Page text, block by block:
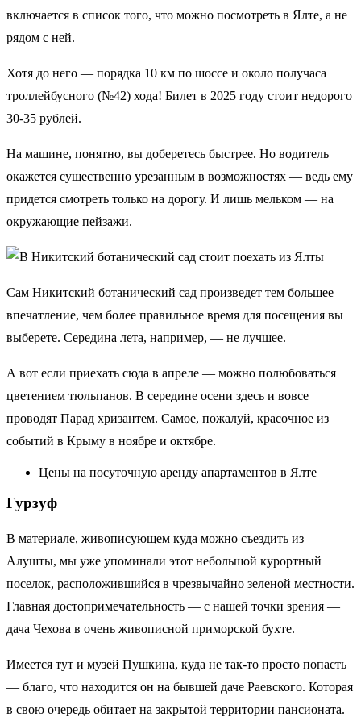
включается в список того, что можно посмотреть в Ялте, а не
рядом с ней.
Хотя до него — порядка 10 км по шоссе и около получаса
троллейбусного (№42) хода! Билет в 2025 году стоит недорого
30-35 рублей.
На машине, понятно, вы доберетесь быстрее. Но водитель
окажется существенно урезанным в возможностях — ведь ему
придется смотреть только на дорогу. И лишь мельком — на
окружающие пейзажи.
Сам Никитский ботанический сад произведет тем большее
впечатление, чем более правильное время для посещения вы
выберете. Середина лета, например, — не лучшее.
А вот если приехать сюда в апреле — можно полюбоваться
цветением тюльпанов. В середине осени здесь и вовсе
проводят Парад хризантем. Самое, пожалуй, красочное из
событий в Крыму в ноябре и октябре.
Цены на посуточную аренду апартаментов в Ялте
Гурзуф
В материале, живописующем куда можно съездить из
Алушты, мы уже упоминали этот небольшой курортный
поселок, расположившийся в чрезвычайно зеленой местности.
Главная достопримечательность — с нашей точки зрения —
дача Чехова в очень живописной приморской бухте.
Имеется тут и музей Пушкина, куда не так-то просто попасть
— благо, что находится он на бывшей даче Раевского. Которая
в свою очередь обитает на закрытой территории пансионата.